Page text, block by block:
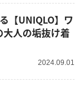
【UNIQLO】ワ
人の垢抜け着
2024.09.01